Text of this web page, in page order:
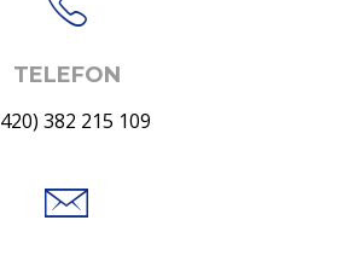
TELEFON
382 215 109